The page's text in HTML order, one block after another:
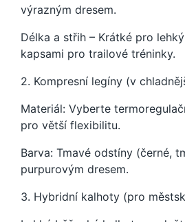
výrazným dresem.
Délka a střih – Krátké pro
kapsami pro trailové tréninky.
2. Kompresní legíny (v
Materiál: Vyberte
pro větší flexibilitu.
Barva: Tmavé odstíny (černé,
purpurovým dresem.
3. Hybridní kalhoty (pro